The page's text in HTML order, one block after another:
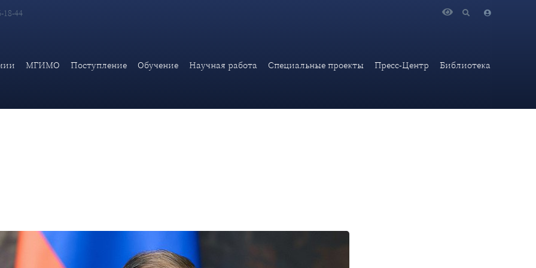
18-44
МГИМО Поступление Обучение Научная работа Специальные проекты Пресс-Центр Библиотека